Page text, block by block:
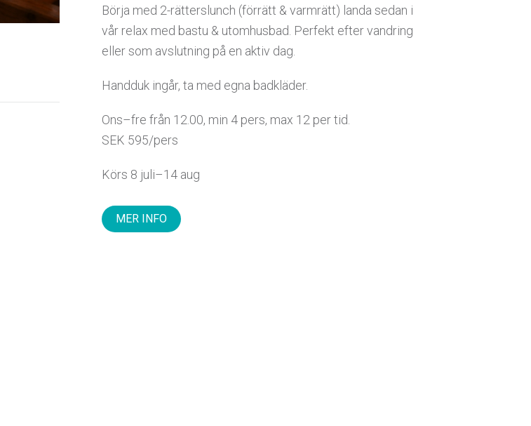
Börja med 2-rätterslunch (förrätt & varmrätt) landa sedan i
vår relax med bastu & utomhusbad. Perfekt efter vandring
eller som avslutning på en aktiv dag.
Handduk ingår, ta med egna badkläder.
Ons–fre från 12.00, min 4 pers, max 12 per tid.
SEK 595/pers
Körs 8 juli–14 aug
MER INFO